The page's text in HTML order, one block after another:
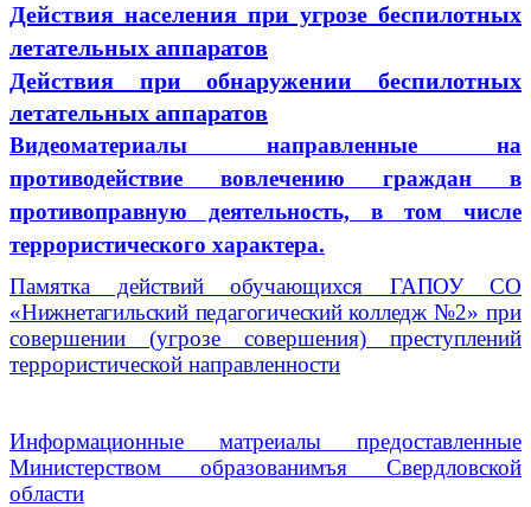
Действия населения при угрозе беспилотных
летательных аппаратов
Действия при обнаружении беспилотных
летательных аппаратов
Видеоматериалы направленные на
противодействие вовлечению граждан в
противоправную деятельность, в том числе
террористического характера.
Памятка действий обучающихся ГАПОУ СО
«Нижнетагильский педагогический колледж №2» при
совершении (угрозе совершения) преступлений
террористической направленности
Информационные матреиалы предоставленные
Министерством образованимъя Свердловской
области